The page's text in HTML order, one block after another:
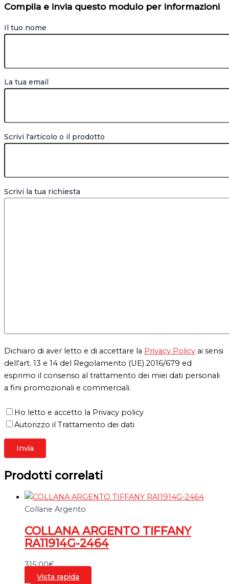
Compila e invia questo modulo per informazioni
Il tuo nome
La tua email
Scrivi l'articolo o il prodotto
Scrivi la tua richiesta
Dichiaro di aver letto e di accettare la Privacy Policy ai sensi
dell'art. 13 e 14 del Regolamento (UE) 2016/679 ed
esprimo il consenso al trattamento dei miei dati personali
a fini promozionali e commerciali.
Ho letto e accetto la Privacy policy
Autorizzo il Trattamento dei dati
Prodotti correlati
Collane Argento
COLLANA ARGENTO TIFFANY
RA11914G-2464
315,00€
Vista rapida